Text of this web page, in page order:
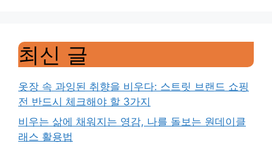
최신 글
옷장 속 과잉된 취향을 비우다: 스트릿 브랜드 쇼핑
전 반드시 체크해야 할 3가지
비우는 삶에 채워지는 영감, 나를 돌보는 원데이클
래스 활용법